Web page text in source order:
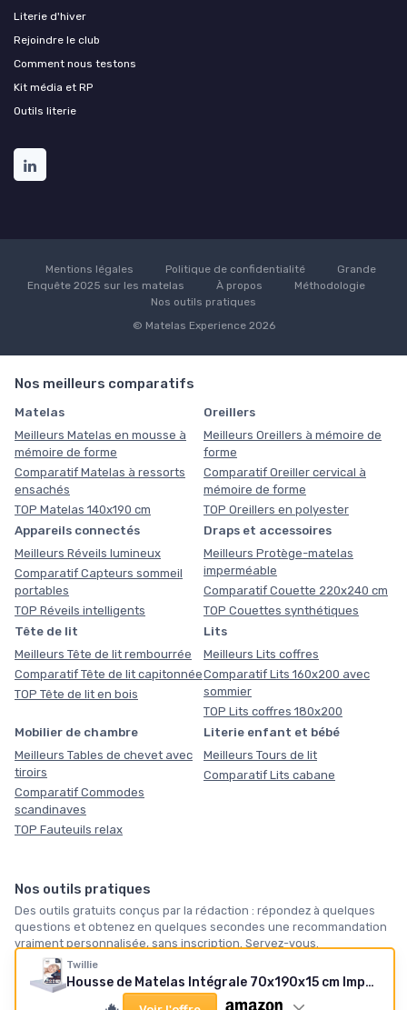
Twillie
Housse de Matelas Intégrale 70x190x15 cm Imperméable
Literie d'hiver
Rejoindre le club
Comment nous testons
Kit média et RP
Outils literie
Mentions légales Politique de confidentialité
Grande
Enquête 2025 sur les matelas
À propos
Méthodologie
Nos outils pratiques
© Matelas Experience 2026
Nos meilleurs comparatifs
Matelas
Meilleurs Matelas en mousse à
mémoire de forme
Comparatif Matelas à ressorts
ensachés
TOP Matelas 140x190 cm
Oreillers
Meilleurs Oreillers à mémoire de
forme
Comparatif Oreiller cervical à
mémoire de forme
TOP Oreillers en polyester
Appareils connectés
Meilleurs Réveils lumineux
Comparatif Capteurs sommeil
portables
TOP Réveils intelligents
Draps et accessoires
Meilleurs Protège-matelas
imperméable
Comparatif Couette 220x240 cm
TOP Couettes synthétiques
Tête de lit
Meilleurs Tête de lit rembourrée
Comparatif Tête de lit capitonnée
TOP Tête de lit en bois
Lits
Meilleurs Lits coffres
Comparatif Lits 160x200 avec
sommier
TOP Lits coffres 180x200
Mobilier de chambre
Meilleurs Tables de chevet avec
tiroirs
Comparatif Commodes
scandinaves
TOP Fauteuils relax
Literie enfant et bébé
Meilleurs Tours de lit
Comparatif Lits cabane
Nos outils pratiques
Des outils gratuits conçus par la rédaction : répondez à quelques
questions et obtenez en quelques secondes une recommandation
vraiment personnalisée, sans inscription. Servez-vous.
🛏️ 🪶 ❄️